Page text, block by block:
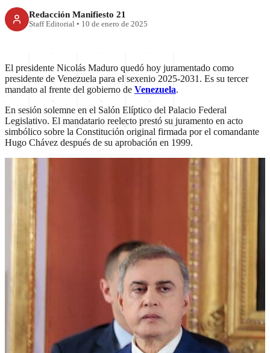
Redacción Manifiesto 21
Staff Editorial • 10 de enero de 2025
El presidente Nicolás Maduro quedó hoy juramentado como
presidente de Venezuela para el sexenio 2025-2031. Es su tercer
mandato al frente del gobierno de Venezuela.
En sesión solemne en el Salón Elíptico del Palacio Federal
Legislativo. El mandatario reelecto prestó su juramento en acto
simbólico sobre la Constitución original firmada por el comandante
Hugo Chávez después de su aprobación en 1999.